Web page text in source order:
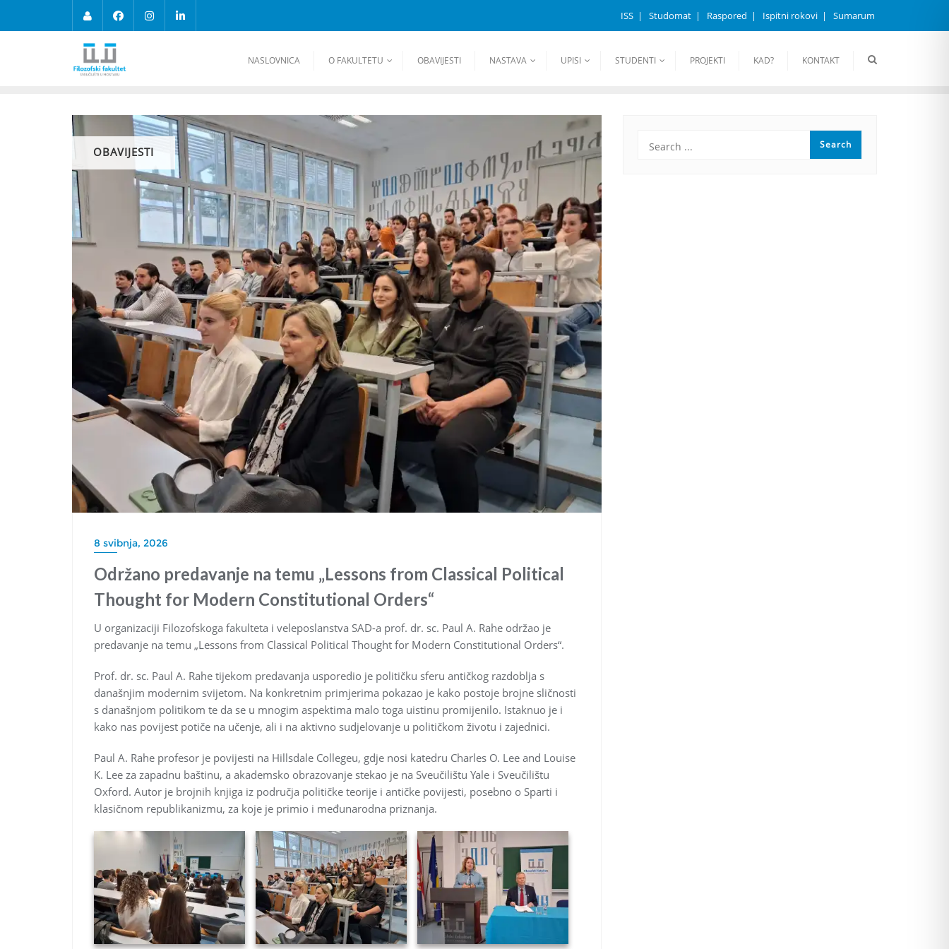
ISS Studomat Raspored Ispitni rokovi Sumarum
NASLOVNICA O FAKULTETU OBAVIJESTI NASTAVA UPISI STUDENTI PROJEKTI KAD? KONTAKT
OBAVIJESTI
8 svibnja, 2026
Održano predavanje na temu „Lessons from Classical Political
Thought for Modern Constitutional Orders“
U organizaciji Filozofskoga fakulteta i veleposlanstva SAD-a prof. dr. sc. Paul A. Rahe održao je
predavanje na temu „Lessons from Classical Political Thought for Modern Constitutional Orders“.
Prof. dr. sc. Paul A. Rahe tijekom predavanja usporedio je političku sferu antičkog razdoblja s
današnjim modernim svijetom. Na konkretnim primjerima pokazao je kako postoje brojne sličnosti
s današnjom politikom te da se u mnogim aspektima malo toga uistinu promijenilo. Istaknuo je i
kako nas povijest potiče na učenje, ali i na aktivno sudjelovanje u političkom životu i zajednici.
Paul A. Rahe profesor je povijesti na Hillsdale Collegeu, gdje nosi katedru Charles O. Lee and Louise
K. Lee za zapadnu baštinu, a akademsko obrazovanje stekao je na Sveučilištu Yale i Sveučilištu
Oxford. Autor je brojnih knjiga iz područja političke teorije i antičke povijesti, posebno o Sparti i
klasičnom republikanizmu, za koje je primio i međunarodna priznanja.